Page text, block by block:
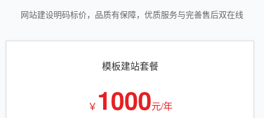
网站建设明码标价，品质有保障，优质服务与完善售后双在线
模板建站套餐
￥ 1000元/年